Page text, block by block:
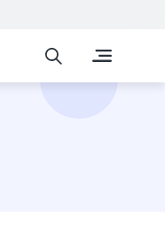
Cuisine et
Abattant wc